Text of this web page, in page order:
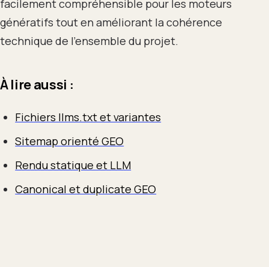
facilement compréhensible pour les moteurs
génératifs tout en améliorant la cohérence
technique de l’ensemble du projet.
À lire aussi :
Fichiers llms.txt et variantes
Sitemap orienté GEO
Rendu statique et LLM
Canonical et duplicate GEO